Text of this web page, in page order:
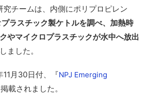
チームは、内側にポリプロピレン
プラスチック製ケトルを調べ、加熱時
やマイクロプラスチックが水中へ放出
しました。
月30日付、『NPJ Emerging
載されました。